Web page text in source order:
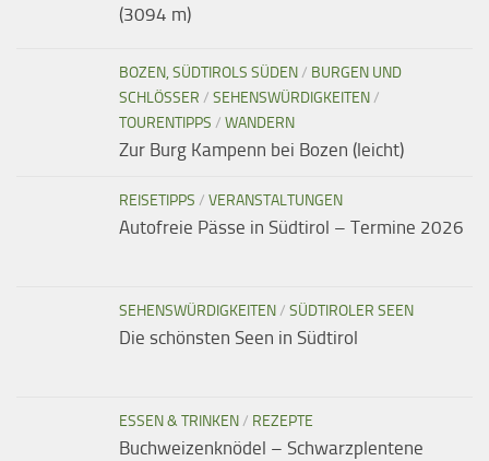
(3094 m)
BOZEN, SÜDTIROLS SÜDEN/ BURGEN UND
SCHLÖSSER / SEHENSWÜRDIGKEITEN/
TOURENTIPPS / WANDERN
Zur Burg Kampenn bei Bozen (leicht)
REISETIPPS / VERANSTALTUNGEN
Autofreie Pässe in Südtirol – Termine 2026
SEHENSWÜRDIGKEITEN/ SÜDTIROLER SEEN
Die schönsten Seen in Südtirol
ESSEN & TRINKEN/ REZEPTE
Buchweizenknödel – Schwarzplentene